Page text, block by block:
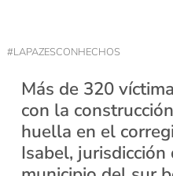
#LAPAZESCONHECHOS
Más de 320
con la
huella en el
Isabel,